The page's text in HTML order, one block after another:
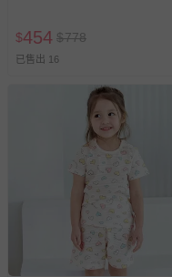
$454 $778
已售出 16